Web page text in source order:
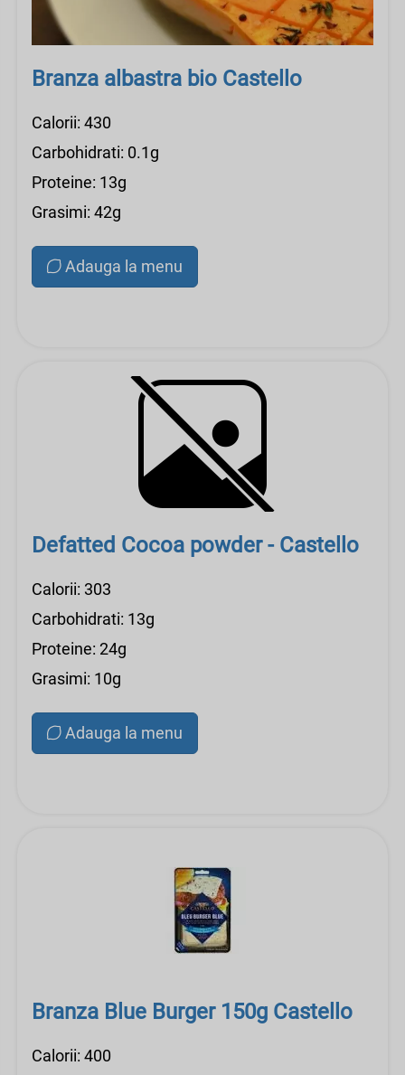
Branza albastra bio Castello
Calorii: 430
Carbohidrati: 0.1g
Proteine: 13g
Grasimi: 42g
Adauga la menu
Defatted Cocoa powder - Castello
Calorii: 303
Carbohidrati: 13g
Proteine: 24g
Grasimi: 10g
Adauga la menu
Branza Blue Burger 150g Castello
Calorii: 400